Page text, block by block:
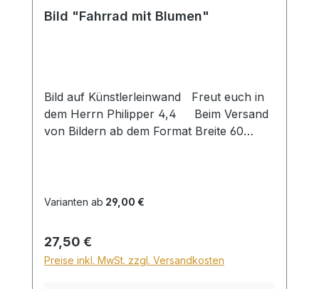
Bild "Fahrrad mit Blumen"
Bild auf Künstlerleinwand Freut euch in
dem Herrn Philipper 4,4 Beim Versand
von Bildern ab dem Format Breite 60
28,99€ berechnet. Für den Versand ins
30€.
Varianten ab 29,00 €
Regulärer Preis:
27,50 €
Preise inkl. MwSt. zzgl. Versandkosten